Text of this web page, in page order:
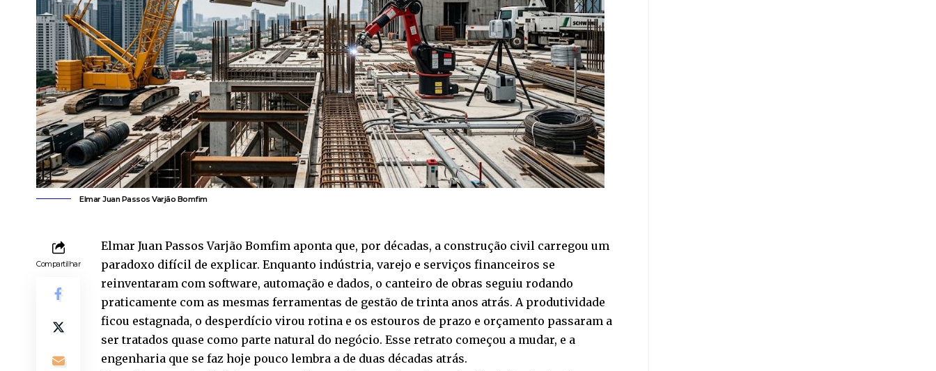
Elmar Juan Passos Varjão Bomfim
Compartilhar
Elmar Juan Passos Varjão Bomfim aponta que, por décadas, a construção civil carregou um
paradoxo difícil de explicar. Enquanto indústria, varejo e serviços financeiros se
reinventaram com software, automação e dados, o canteiro de obras seguiu rodando
praticamente com as mesmas ferramentas de gestão de trinta anos atrás. A produtividade
ficou estagnada, o desperdício virou rotina e os estouros de prazo e orçamento passaram a
ser tratados quase como parte natural do negócio. Esse retrato começou a mudar, e a
engenharia que se faz hoje pouco lembra a de duas décadas atrás.